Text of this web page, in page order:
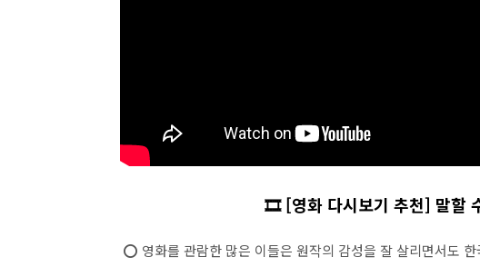
🎞️ [영화 다시보기 추천] 말할
⭕ 영화를 관람한 많은 이들은 원작의 감성을 잘 살리면서도